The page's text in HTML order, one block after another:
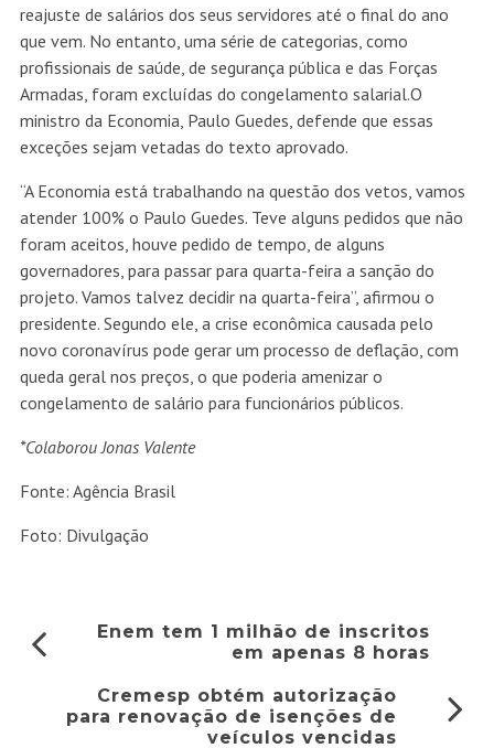
reajuste de salários dos seus servidores até o final do ano
que vem. No entanto, uma série de categorias, como
profissionais de saúde, de segurança pública e das Forças
Armadas, foram excluídas do congelamento salarial.O
ministro da Economia, Paulo Guedes, defende que essas
exceções sejam vetadas do texto aprovado.
“A Economia está trabalhando na questão dos vetos, vamos
atender 100% o Paulo Guedes. Teve alguns pedidos que não
foram aceitos, houve pedido de tempo, de alguns
governadores, para passar para quarta-feira a sanção do
projeto. Vamos talvez decidir na quarta-feira”, afirmou o
presidente. Segundo ele, a crise econômica causada pelo
novo coronavírus pode gerar um processo de deflação, com
queda geral nos preços, o que poderia amenizar o
congelamento de salário para funcionários públicos.
*Colaborou Jonas Valente
Fonte: Agência Brasil
Foto: Divulgação
Enem tem 1 milhão de inscritos
em apenas 8 horas
Cremesp obtém autorização
para renovação de isenções de
veículos vencidas